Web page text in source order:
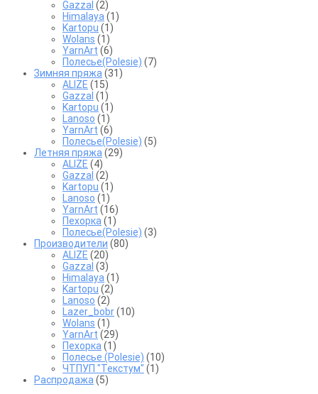
Gazzal (2)
Himalaya (1)
Kartopu (1)
Wolans (1)
YarnArt (6)
Полесье(Polesie) (7)
Зимняя пряжа (31)
ALIZE (15)
Gazzal (1)
Kartopu (1)
Lanoso (1)
YarnArt (6)
Полесье(Polesie) (5)
Летняя пряжа (29)
ALIZE (4)
Gazzal (2)
Kartopu (1)
Lanoso (1)
YarnArt (16)
Пехорка (1)
Полесье(Polesie) (3)
Производители (80)
ALIZE (20)
Gazzal (3)
Himalaya (1)
Kartopu (2)
Lanoso (2)
Lazer_bobr(10)
Wolans (1)
YarnArt (29)
Пехорка (1)
Полесье (Polesie) (10)
ЧТПУП "Текстум" (1)
Распродажа (5)